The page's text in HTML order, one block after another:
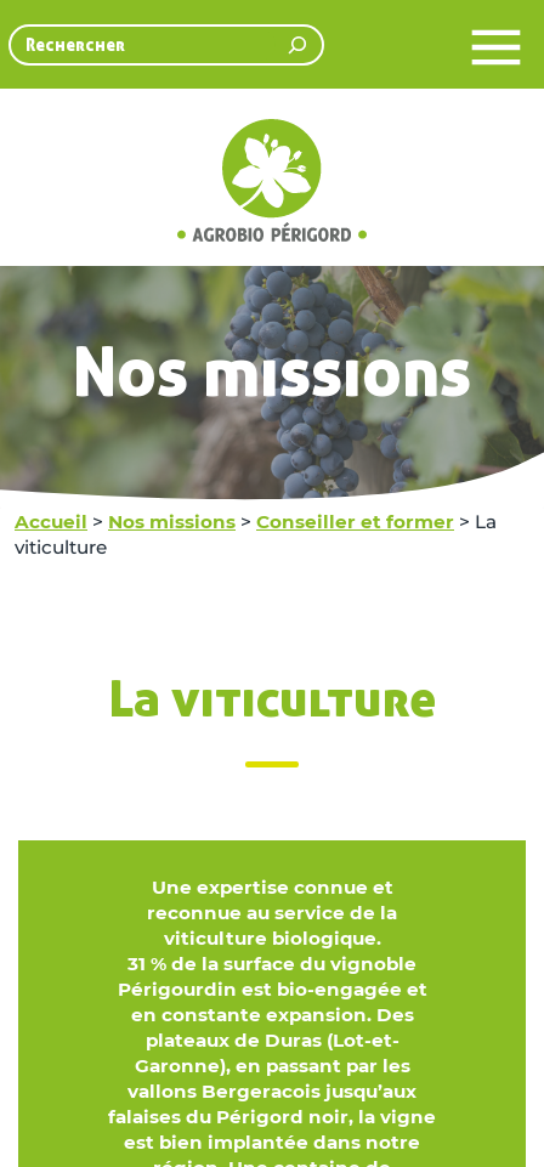
Rechercher
Nos missions
Accueil > Nos missions > Conseiller et former > La
viticulture
La viticulture
Une expertise connue et
reconnue au service de la
viticulture biologique.
31 % de la surface du vignoble
Périgourdin est bio-engagée et
en constante expansion. Des
plateaux de Duras (Lot-et-
Garonne), en passant par les
vallons Bergeracois jusqu’aux
falaises du Périgord noir, la vigne
est bien implantée dans notre